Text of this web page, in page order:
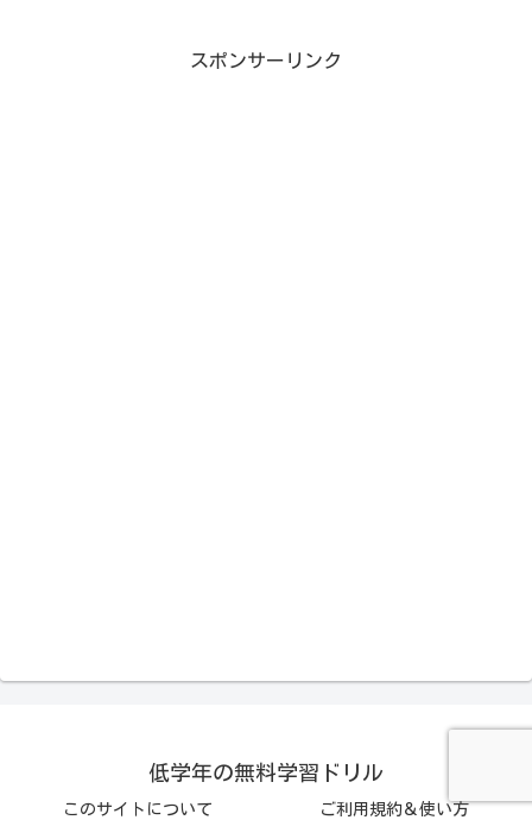
スポンサーリンク
低学年の無料学習ドリル
このサイトについて ご利用規約＆使い方